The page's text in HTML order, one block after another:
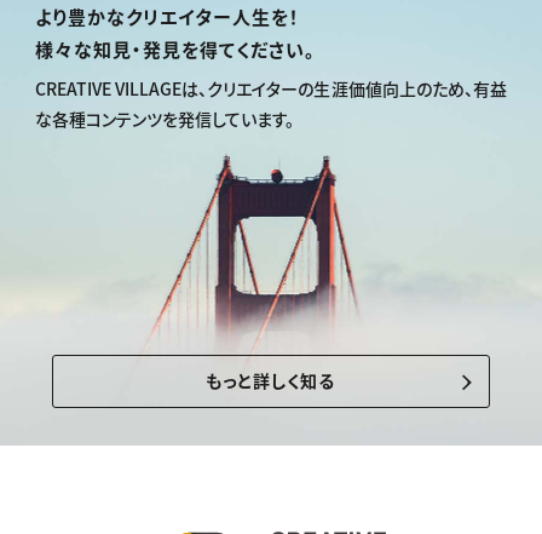
より豊かなクリエイター人生を！
様々な知見・発見を得てください。
CREATIVE VILLAGEは、クリエイターの生涯価値向上のため、有益
な各種コンテンツを発信しています。
もっと詳しく知る